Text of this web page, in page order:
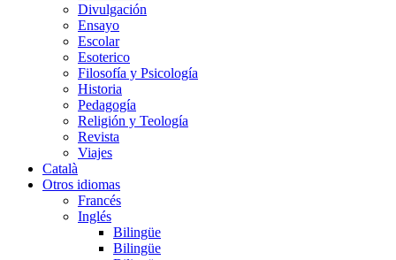
Divulgación
Ensayo
Escolar
Esoterico
Filosofía y Psicología
Historia
Pedagogía
Religión y Teología
Revista
Viajes
Català
Otros idiomas
Francés
Inglés
Bilingüe
Bilingüe